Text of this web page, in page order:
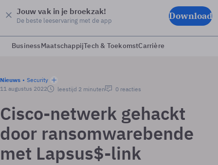
Jouw vak in je broekzak!
De beste leeservaring met de app Download
BusinessMaatschappijTech & ToekomstCarrière
Nieuws
Security
11 augustus 2022
leestijd 2 minuten 0 reacties
Cisco-netwerk gehackt
door ransomwarebende
met Lapsus$-link